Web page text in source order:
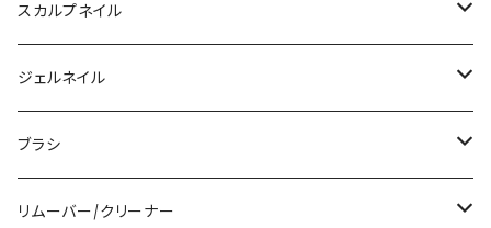
スカルプネイル
アクリルジェル
アクリルリキッド
その他ツール
ジェルネイル
トップジェル
ベースジェル
ブラシ
ジェルブラシ
リムーバー/クリーナー